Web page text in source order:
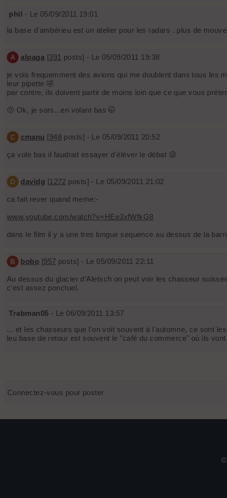
phil - Le 05/09/2011 19:01
la base d'ambérieu est un atelier pour les radars . plus de
A alpaga [391 posts] - Le 05/09/2011 19:38
je vois frequemment des avions qui me doublent dans tous les
leur pipette 🤣
par contre, ils doivent partir de moins loin que ce que vous
🤨 Ok, je sors...en volant bas 🤭
C cmanu [948posts] - Le 05/09/2011 20:52
ça vole bas il faudrait essayer d'éléver le débat 😜
D davidg [1272 posts] - Le 05/09/2011 21:02
ca fait rever quand meme:-
www.youtube.com/watch?v=HEe3xfWfkG8
dans le film il y a une tres longue sequence au dessus de la
B bobo [957 posts] - Le 05/09/2011 22:11
Au dessus du glacier d'Aletsch on peut voir les chasseur
c'est assez ponctuel.
Trabman05 - Le 06/09/2011 13:57
... et les chasseurs que l'on voit souvent à l'automne, ce sont
leu base de retour est souvent le "café du commerce" où ils
Connectez-vous pour poster
©